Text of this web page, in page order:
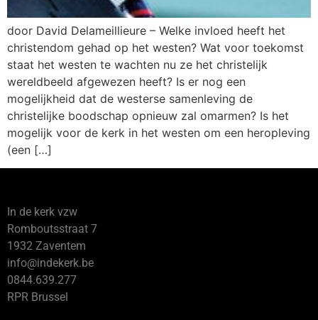
door David Delameillieure – Welke invloed heeft het
christendom gehad op het westen? Wat voor toekomst
staat het westen te wachten nu ze het christelijk
wereldbeeld afgewezen heeft? Is er nog een
mogelijkheid dat de westerse samenleving de
christelijke boodschap opnieuw zal omarmen? Is het
mogelijk voor de kerk in het westen om een heropleving
(een […]
In de kerk vzw
Romboutsstraat 7
1932 Zaventem
info@indekerk.be
0844.639.277
RPR Brussel